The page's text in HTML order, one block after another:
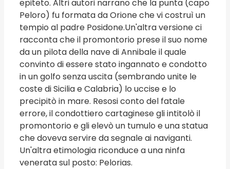
epiteto. Altri autori narrano che la punta (capo
Peloro) fu formata da Orione che vi costruì un
tempio al padre Posidone.Un'altra versione ci
racconta che il promontorio prese il suo nome
da un pilota della nave di Annibale il quale
convinto di essere stato ingannato e condotto
in un golfo senza uscita (sembrando unite le
coste di Sicilia e Calabria) lo uccise e lo
precipitò in mare. Resosi conto del fatale
errore, il condottiero cartaginese gli intitolò il
promontorio e gli elevò un tumulo e una statua
che doveva servire da segnale ai naviganti.
Un'altra etimologia riconduce a una ninfa
venerata sul posto: Pelorias.